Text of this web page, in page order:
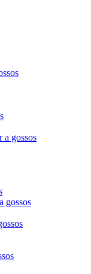
a gossos
gossos